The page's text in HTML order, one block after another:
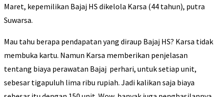
Maret, kepemilikan Bajaj HS dikelola Karsa (44 tahun), putra
Suwarsa.
Mau tahu berapa pendapatan yang diraup Bajaj HS? Karsa tidak
membuka kartu. Namun Karsa memberikan penjelasan
tentang biaya perawatan Bajaj perhari, untuk setiap unit,
sebesar tigapuluh lima ribu rupiah. Jadi kalikan saja biaya